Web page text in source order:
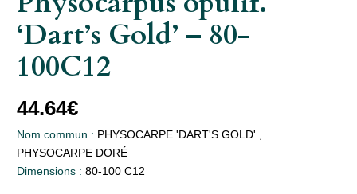
‘Dart’s Gold’ – 80-
100C12
44.64€
Nom commun : PHYSOCARPE 'DART'S GOLD' ,
PHYSOCARPE DORÉ
Dimensions : 80-100 C12